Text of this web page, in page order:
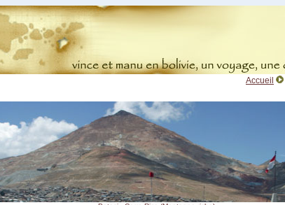
Accueil